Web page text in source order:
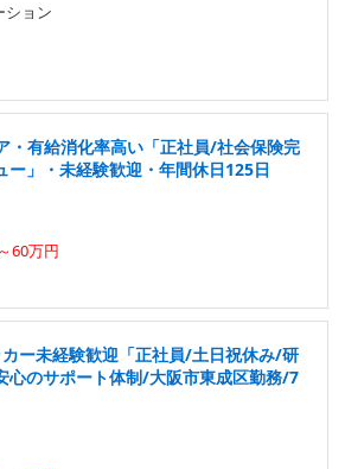
ション
・有給消化率高い「正社員/社会保険完
ー」・未経験歓迎・年間休日125日
60万円
ー未経験歓迎「正社員/土日祝休み/研
心のサポート体制/大阪市東成区勤務/7